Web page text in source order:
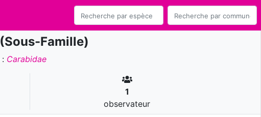
Famille)
: Carabidae
1
observateur